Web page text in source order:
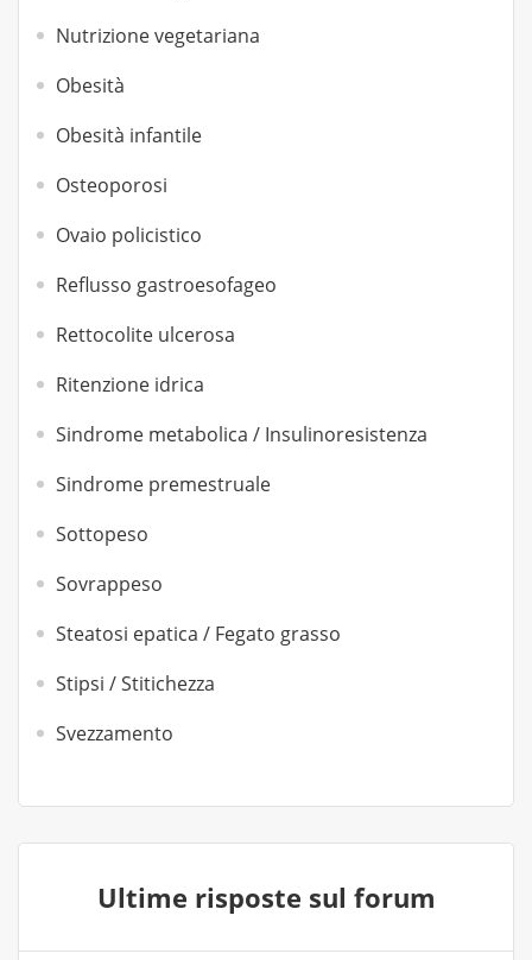
Nutrizione vegetariana
Obesità
Obesità infantile
Osteoporosi
Ovaio policistico
Reflusso gastroesofageo
Rettocolite ulcerosa
Ritenzione idrica
Sindrome metabolica / Insulinoresistenza
Sindrome premestruale
Sottopeso
Sovrappeso
Steatosi epatica / Fegato grasso
Stipsi / Stitichezza
Svezzamento
Ultime risposte sul forum